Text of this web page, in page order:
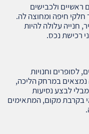
ראשיים ולכבישים
חלקי חיפה ומחוצה לה.
חנייה עלולה להיות
רכישת נכס.
לסופרים וחנויות
נמצאים במרחק הליכה,
לבצע נסיעות
בקרבת מקום, המתאימים